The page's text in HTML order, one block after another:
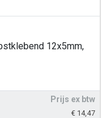
12x5mm,
Prijs ex btw
€ 14,47